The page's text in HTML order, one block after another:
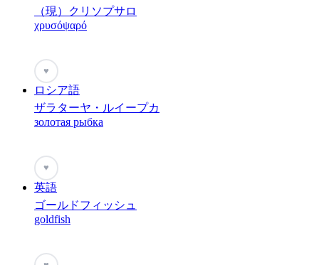
（現）クリソプサロ
χρυσόψαρό
♥
ロシア語
ザラターヤ・ルイープカ
золотая рыбка
♥
英語
ゴールドフィッシュ
goldfish